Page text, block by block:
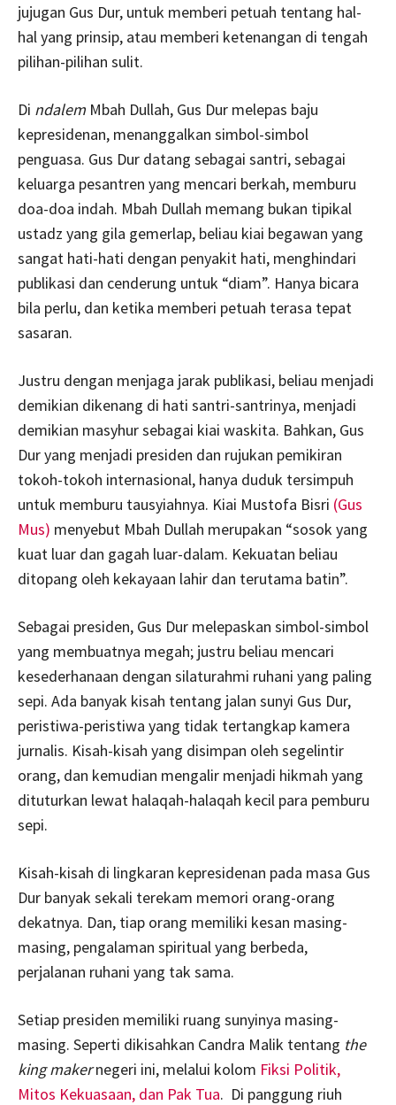
jujugan Gus Dur, untuk memberi petuah tentang hal-
hal yang prinsip, atau memberi ketenangan di tengah
pilihan-pilihan sulit.
Di ndalem Mbah Dullah, Gus Dur melepas baju
kepresidenan, menanggalkan simbol-simbol
penguasa. Gus Dur datang sebagai santri, sebagai
keluarga pesantren yang mencari berkah, memburu
doa-doa indah. Mbah Dullah memang bukan tipikal
ustadz yang gila gemerlap, beliau kiai begawan yang
sangat hati-hati dengan penyakit hati, menghindari
publikasi dan cenderung untuk “diam”. Hanya bicara
bila perlu, dan ketika memberi petuah terasa tepat
sasaran.
Justru dengan menjaga jarak publikasi, beliau menjadi
demikian dikenang di hati santri-santrinya, menjadi
demikian masyhur sebagai kiai waskita. Bahkan, Gus
Dur yang menjadi presiden dan rujukan pemikiran
tokoh-tokoh internasional, hanya duduk tersimpuh
untuk memburu tausyiahnya. Kiai Mustofa Bisri (Gus
Mus) menyebut Mbah Dullah merupakan “sosok yang
kuat luar dan gagah luar-dalam. Kekuatan beliau
ditopang oleh kekayaan lahir dan terutama batin”.
Sebagai presiden, Gus Dur melepaskan simbol-simbol
yang membuatnya megah; justru beliau mencari
kesederhanaan dengan silaturahmi ruhani yang paling
sepi. Ada banyak kisah tentang jalan sunyi Gus Dur,
peristiwa-peristiwa yang tidak tertangkap kamera
jurnalis. Kisah-kisah yang disimpan oleh segelintir
orang, dan kemudian mengalir menjadi hikmah yang
dituturkan lewat halaqah-halaqah kecil para pemburu
sepi.
Kisah-kisah di lingkaran kepresidenan pada masa Gus
Dur banyak sekali terekam memori orang-orang
dekatnya. Dan, tiap orang memiliki kesan masing-
masing, pengalaman spiritual yang berbeda,
perjalanan ruhani yang tak sama.
Setiap presiden memiliki ruang sunyinya masing-
masing. Seperti dikisahkan Candra Malik tentang the
king makernegeri ini, melalui kolom Fiksi Politik,
Mitos Kekuasaan, dan Pak Tua. Di panggung riuh